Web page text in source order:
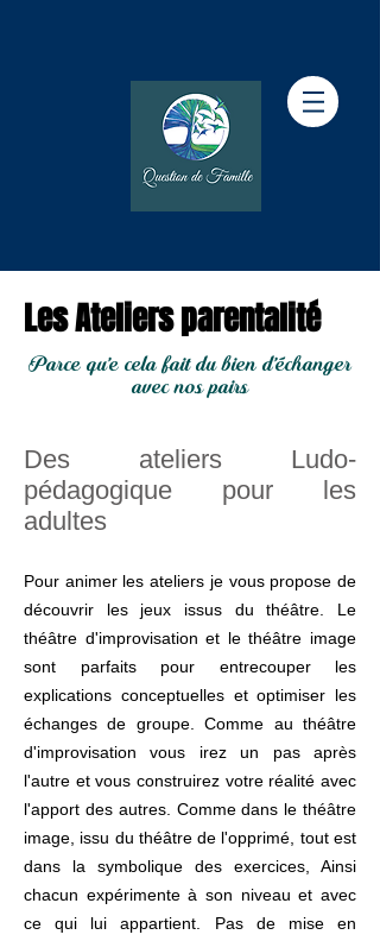
Les Ateliers parentalité
Parce qu'e cela fait du bien d'échanger
avec nos pairs
Des ateliers Ludo-
pédagogique pour les
adultes​
Pour animer les ateliers je vous propose de
découvrir les jeux issus du théâtre. Le
théâtre d'improvisation et le théâtre image
sont parfaits pour entrecouper les
explications conceptuelles et optimiser les
échanges de groupe. Comme au théâtre
d'improvisation vous irez un pas après
l'autre et vous construirez votre réalité avec
l'apport des autres. Comme dans le théâtre
image, issu du théâtre de l'opprimé, tout est
dans la symbolique des exercices, Ainsi
chacun expérimente à son niveau et avec
ce qui lui appartient. Pas de mise en